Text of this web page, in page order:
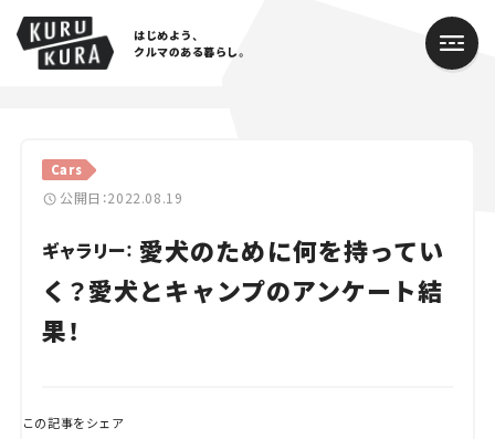
はじめよう、
クルマのある暮らし。
Cars
公開日：2022.08.19
ギャラリー： 愛犬のために何を持ってい
く？愛犬とキャンプのアンケート結
果！
この記事をシェア
Cars
Lifestyle
Traffic
Special